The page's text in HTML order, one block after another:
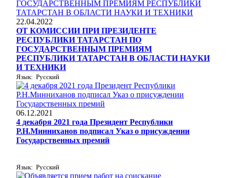
22.04.2022
ОТ КОМИССИИ ПРИ ПРЕЗИДЕНТЕ
РЕСПУБЛИКИ ТАТАРСТАН ПО
ГОСУДАРСТВЕННЫМ ПРЕМИЯМ
РЕСПУБЛИКИ ТАТАРСТАН В ОБЛАСТИ НАУКИ
И ТЕХНИКИ
Язык: Русский
06.12.2021
4 декабря 2021 года Президент Республики
Р.Н.Минниханов подписал Указ о присуждении
Государственных премий
Язык: Русский